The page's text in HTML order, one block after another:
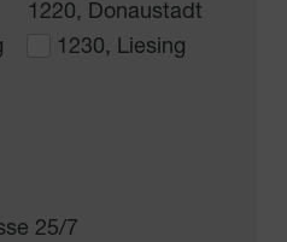
1220, Donaustadt
1230, Liesing
25/7